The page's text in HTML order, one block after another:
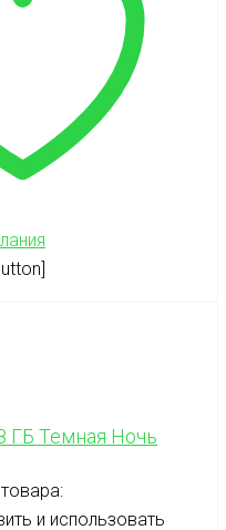
ГБ Темная Ночь
и использовать